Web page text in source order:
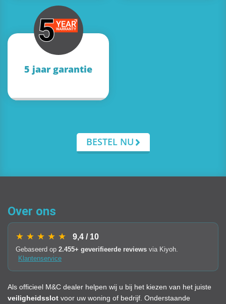
5 jaar garantie
BESTEL NU
Over ons
★ ★ ★ ★ ★ 9,4 / 10
Gebaseerd op 2.455+ geverifieerde reviews via Kiyoh.
Klantenservice
Als officieel M&C dealer helpen wij u bij het kiezen van het juiste
veiligheidsslot voor uw woning of bedrijf. Onderstaande